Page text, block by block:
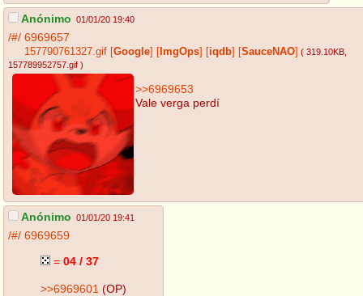
Anónimo 01/01/20 19:40
/#/ 6969657
157790761327.gif Google ImgOps iqdb SauceNAO ( 319.10KB
157789952757.gif )
>>6969653
Vale verga perdí
Anónimo 01/01/20 19:41
/#/ 6969659
= 04 / 37
>>6969601 (OP)